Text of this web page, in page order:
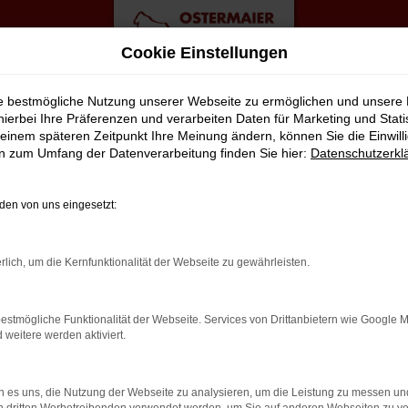
Angebote
FÜR BERLIN?
viele Vorschläge rund um die Mobilität. Das gilt natürlich
Fahrzeug, das perfekt zu nahezu jedem Anspruch in
liegt auf der Hand, denn so erhalten Sie Ihren CUPRA
gut? Dann kontaktieren Sie uns noch heute.
Cookie Einstellungen
bestmögliche Nutzung unserer Webseite zu ermöglichen und unsere
Ihre Präferenzen und verarbeiten Daten für Marketing und
späteren Zeitpunkt Ihre Meinung ändern, können Sie die
zum Umfang der Datenverarbeitung finden Sie hier:
von uns eingesetzt:
um die Kernfunktionalität der Webseite zu gewährleisten.
Funktionalität der Webseite. Services von Drittanbietern wie Google
weitere werden aktiviert.
es uns, die Nutzung der Webseite zu analysieren, um die Leistung zu messen